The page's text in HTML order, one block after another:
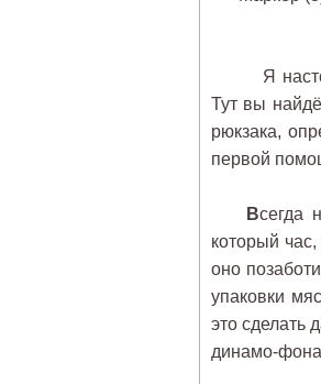
Я
Тут вы
рюкзака,
первой
Всегда
который
оно
упаковки
это сделать
динамо-